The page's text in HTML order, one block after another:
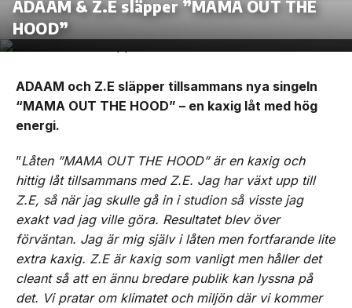
ADAAM & Z.E släpper ”MAMA OUT THE
HOOD”
ADAAM och Z.E släpper tillsammans nya singeln
“MAMA OUT THE HOOD” – en kaxig låt med hög
energi.
”Låten ”MAMA OUT THE HOOD” är en kaxig och
hittig låt tillsammans med Z.E. Jag har växt upp till
Z.E, så när jag skulle gå in i studion så visste jag
exakt vad jag ville göra. Resultatet blev över
förväntan. Jag är mig själv i låten men fortfarande lite
extra kaxig. Z.E är kaxig som vanligt men håller det
cleant så att en ännu bredare publik kan lyssna på
det. Vi pratar om klimatet och miljön där vi kommer